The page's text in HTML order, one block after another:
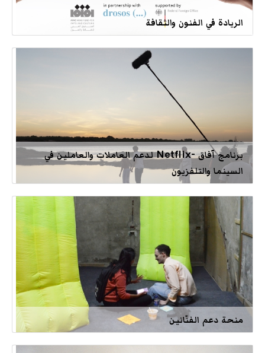
الريادة في الفنون والثقافة
برنامج آفاق -Netflix لدعم العاملات والعاملين في
السينما والتلفزيون
منحة دعم الفنّانين